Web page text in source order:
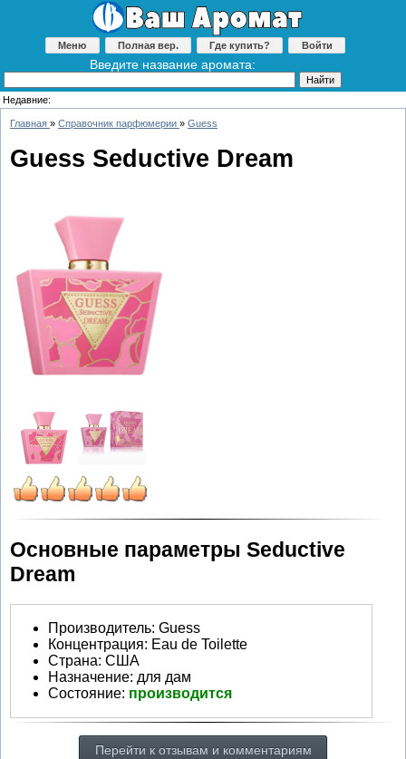
Меню Полная вер. Где купить? Войти
Введите название аромата:
Недавние:
Главная » Справочник парфюмерии » Guess
Guess Seductive Dream
Основные параметры Seductive
Dream
Производитель: Guess
Концентрация: Eau de Toilette
Страна: США
Назначение: для дам
Состояние: производится
Перейти к отзывам и комментариям